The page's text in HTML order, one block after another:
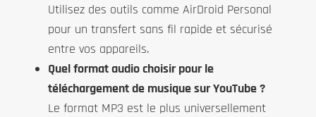
Utilisez des outils comme AirDroid Personal
pour un transfert sans fil rapide et sécurisé
entre vos appareils.
Quel format audio choisir pour le
téléchargement de musique sur YouTube ?
Le format MP3 est le plus universellement